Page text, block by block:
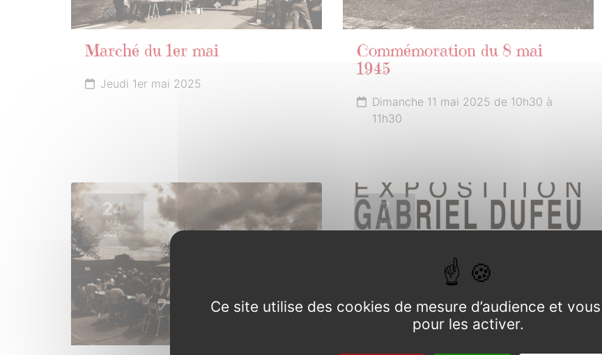
Marché du 1er mai
Jeudi 1er mai 2025
Commémoration du 8 mai
1945
Dimanche 11 mai 2025 de 10h30 à
11h30
24
MAI
2025
7
JUIN
Ce site utilise des cookies de mesure d’audience et
pour les activer.